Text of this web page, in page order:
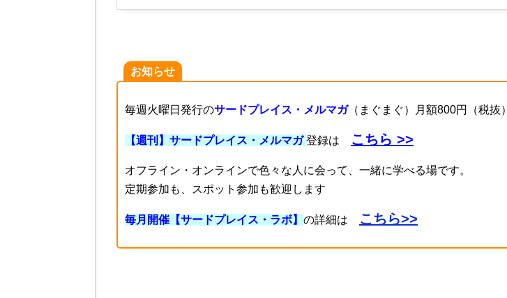
お知らせ
毎週火曜日発行のサードプレイス・メルマガ（まぐまぐ）月額800円（税抜）
【週刊】サードプレイス・メルマガ 登録は こちら >>
オフライン・オンラインで色々な人に会って、一緒に学べる場です。
定期参加も、スポット参加も歓迎します
毎月開催【サードプレイス・ラボ】 の詳細は こちら>>